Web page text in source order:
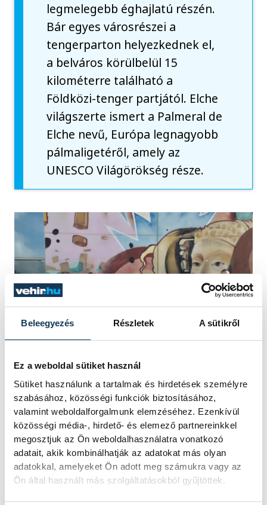
Beleegyezés Részletek A sütikről
Ez a weboldal sütiket használ
Sütiket használunk a tartalmak és hirdetések személyre
szabásához, közösségi funkciók biztosításához,
valamint weboldalforgalmunk elemzéséhez. Ezenkívül
közösségi média-, hirdető- és elemező partnereinkkel
megosztjuk az Ön weboldalhasználatra vonatkozó
adatait, akik kombinálhatják az adatokat más olyan
adatokkal, amelyeket Ön adott meg számukra vagy az
Ön által használt más szolgáltatásokból gyűjtöttek.
legmelegebb éghajlatú részén.
Bár egyes városrészei a
tengerparton helyezkednek el,
a belváros körülbelül 15
kilométerre található a
Földközi-tenger partjától. Elche
világszerte ismert a Palmeral de
Elche nevű, Európa legnagyobb
pálmaligetéről, amely az
UNESCO Világörökség része.
Fotó: ACES Europe
Kiss Balázs hozzátette, hogy a Veszprém–
Balaton Európa Sportrégiója 2026 pályázat
célja az aktív szemlélet erősítése közös